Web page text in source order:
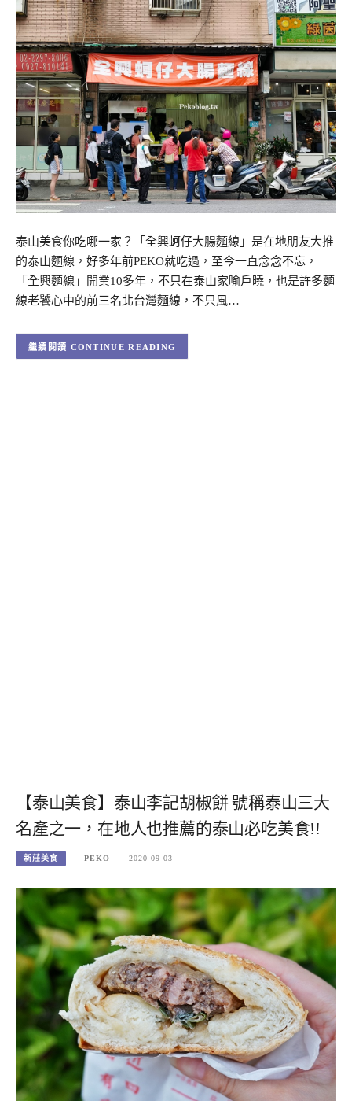
泰山美食你吃哪一家？「全興蚵仔大腸麵線」是在地朋友大推
的泰山麵線，好多年前PEKO就吃過，至今一直念念不忘，
「全興麵線」開業10多年，不只在泰山家喻戶曉，也是許多麵
線老饕心中的前三名北台灣麵線，不只風…
CONTINUE READING
【泰山美食】泰山李記胡椒餅 號稱泰山三大
名產之一，在地人也推薦的泰山必吃美食!!
新莊美食 PEKO 2020-09-03